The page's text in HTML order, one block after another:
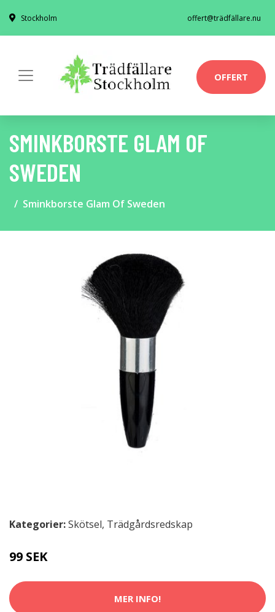
Stockholm offert@trädfällare.nu
OFFERT
SMINKBORSTE GLAM OF
SWEDEN
Sminkborste Glam Of Sweden
Kategorier:Skötsel, Trädgårdsredskap
99 SEK
MER INFO!